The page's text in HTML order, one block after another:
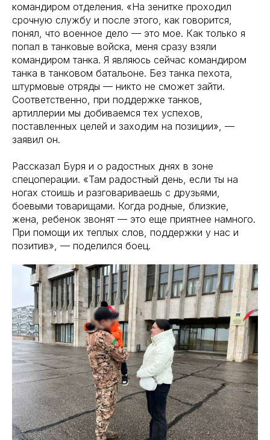
командиром отделения. «На зенитке проходил
срочную службу и после этого, как говорится,
понял, что военное дело — это мое. Как только я
попал в танковые войска, меня сразу взяли
командиром танка. Я являюсь сейчас командиром
танка в танковом батальоне. Без танка пехота,
штурмовые отряды — никто не сможет зайти.
Соответственно, при поддержке танков,
артиллерии мы добиваемся тех успехов,
поставленных целей и заходим на позиции», —
заявил он.
Рассказал Буря и о радостных днях в зоне
спецоперации. «Там радостный день, если ты на
ногах стоишь и разговариваешь с друзьями,
боевыми товарищами. Когда родные, близкие,
жена, ребенок звонят — это еще приятнее намного.
При помощи их теплых слов, поддержки у нас и
позитив», — поделился боец.